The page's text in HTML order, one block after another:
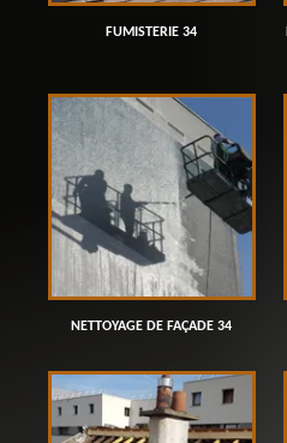
FUMISTERIE 34
NETTOYAGE DE FAÇADE 34